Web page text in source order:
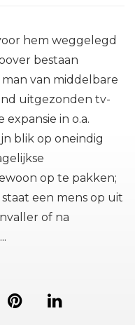
hem weggelegd
bestaan
van middelbare
uitgezonden tv-
in o.a.
blik op oneindig
op te pakken;
een mens op uit
of na